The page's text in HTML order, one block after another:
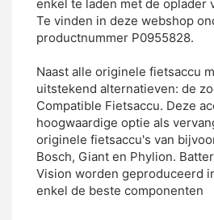
enkel te laden met de oplader
Te vinden in deze webshop
productnummer P0955828.
Naast alle originele fietsaccu
uitstekend alternatieven: de
Compatible Fietsaccu. Deze
hoogwaardige optie als
originele fietsaccu's van
Bosch, Giant en Phylion.
Vision worden geproduceerd
enkel de beste componenten